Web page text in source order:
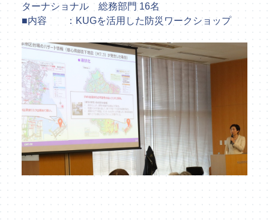
ターナショナル 総務部門 16名
■内容 ：KUGを活用した防災ワークショップ